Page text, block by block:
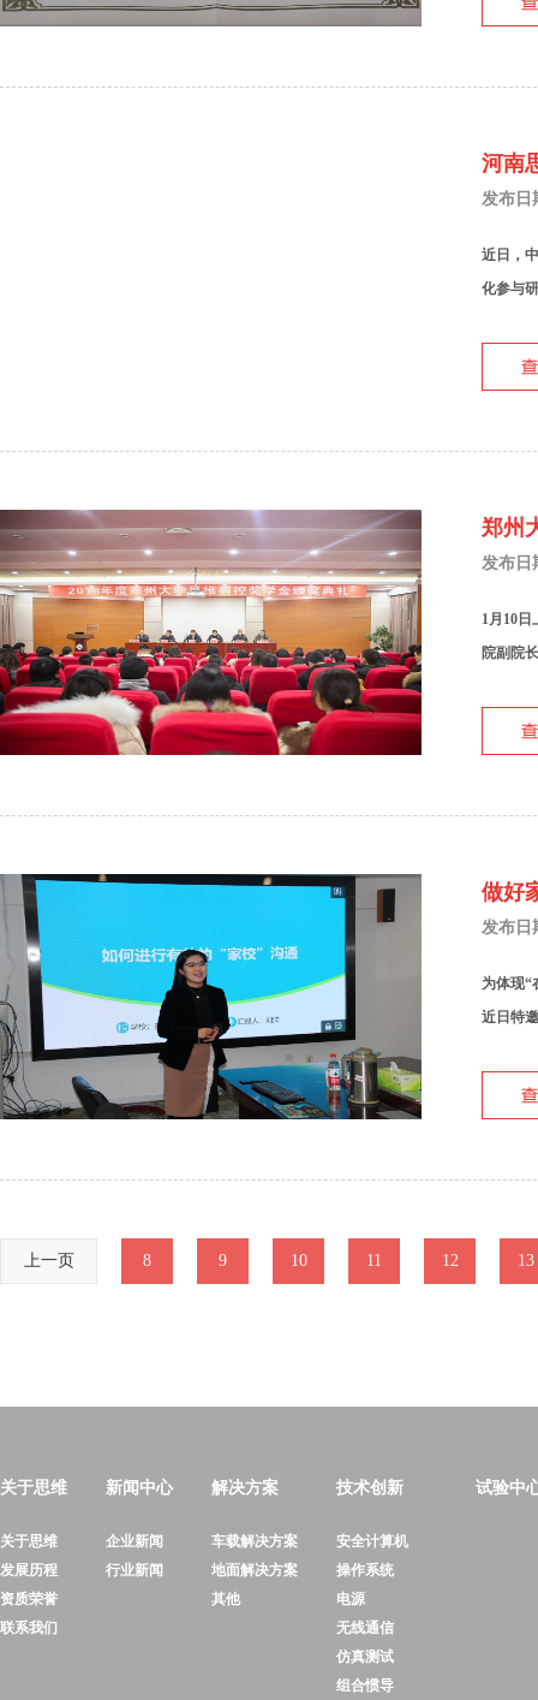
河南
发布日
近日，
化参与
郑州
发布日
1月10
院副院
做好
发布日
为体现“
近日特
上一页 8 9 10 11 12 13
关于思维
关于思维
发展历程
资质荣誉
联系我们
新闻中心
企业新闻
行业新闻
解决方案
车载解决方案
地面解决方案
其他
技术创新
安全计算机
操作系统
电源
无线通信
仿真测试
组合惯导
试验中